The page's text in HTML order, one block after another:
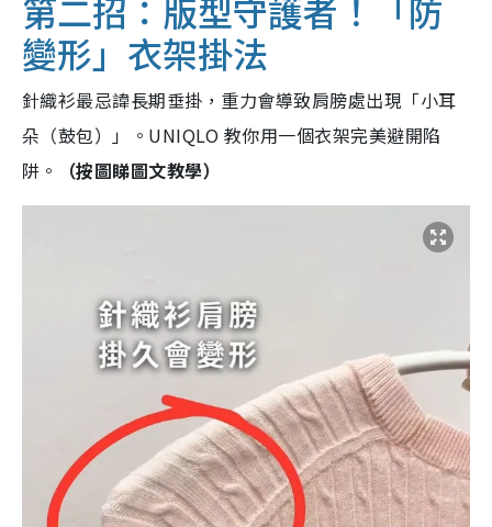
第二招：版型守護者！「防
變形」衣架掛法
針織衫最忌諱長期垂掛，重力會導致肩膀處出現「小耳
朵（鼓包）」。UNIQLO 教你用一個衣架完美避開陷
阱。
（按圖睇圖文教學）